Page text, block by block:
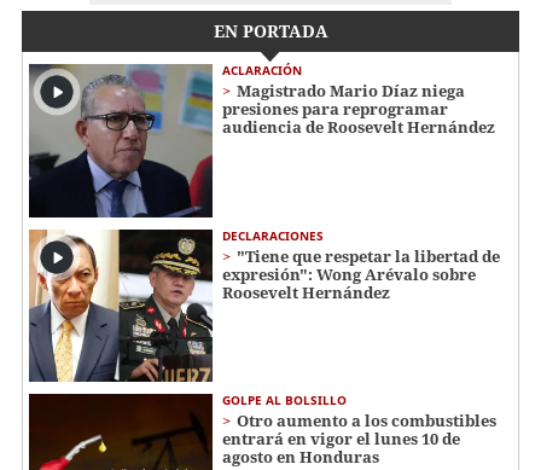
EN PORTADA
ACLARACIÓN
Magistrado Mario Díaz niega
presiones para reprogramar
audiencia de Roosevelt Hernández
DECLARACIONES
"Tiene que respetar la libertad de
expresión": Wong Arévalo sobre
Roosevelt Hernández
GOLPE AL BOLSILLO
Otro aumento a los combustibles
entrará en vigor el lunes 10 de
agosto en Honduras